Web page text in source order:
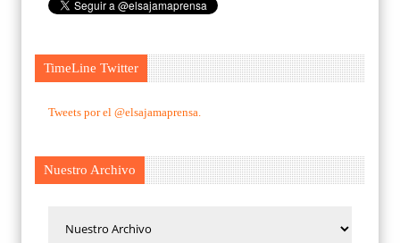
TimeLine Twitter
Tweets por el @elsajamaprensa.
Nuestro Archivo